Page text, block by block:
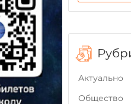
Актуально
Общество